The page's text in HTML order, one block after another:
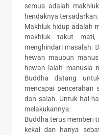
semua adalah
hendaknya tersadarkan.
Makhluk hidup adalah
makhluk takut mati,
menghindari masalah.
hewan maupun
hewan ialah manusia
Buddha datang
mencapai pencerahan
dan salah. Untuk hal-
melakukannya.
Buddha terus memberi
kekal dan hanya